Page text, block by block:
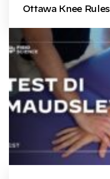
Ottawa Knee Rules